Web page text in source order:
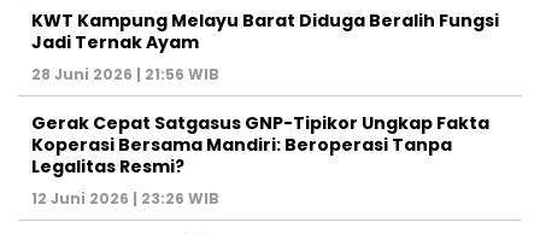
KWT Kampung Melayu Barat Diduga Beralih Fungsi
Jadi Ternak Ayam
28 Juni 2026 | 21:56 WIB
Gerak Cepat Satgasus GNP-Tipikor Ungkap Fakta
Koperasi Bersama Mandiri: Beroperasi Tanpa
Legalitas Resmi?
12 Juni 2026 | 23:26 WIB